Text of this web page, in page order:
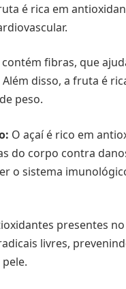
é rica em
contém fibras, que
disso, a fruta é
peso.
O açaí é rico em
do corpo contra
o sistema
presentes
livres,